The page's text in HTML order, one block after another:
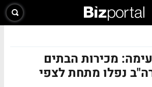
מכירות הבתים
נפלו מתחת לצפי